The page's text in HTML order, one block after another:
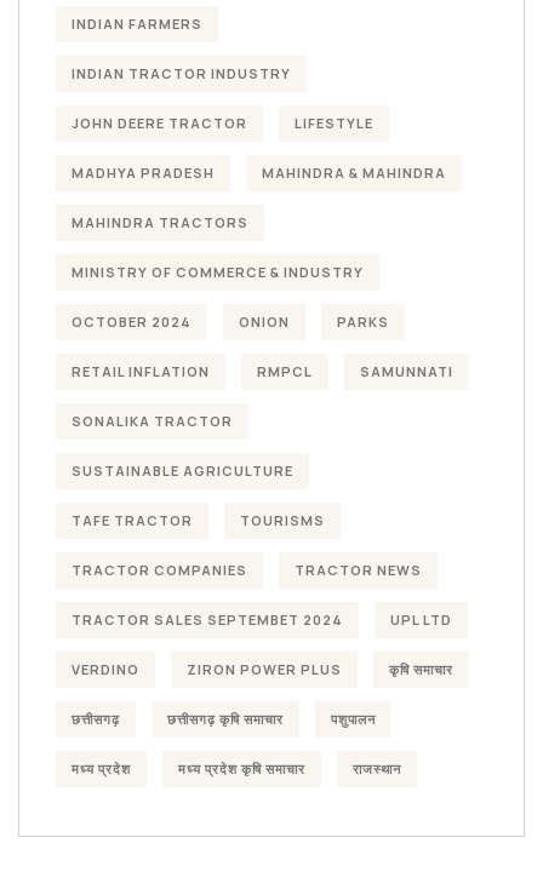
INDIAN FARMERS
INDIAN TRACTOR INDUSTRY
JOHN DEERE TRACTOR LIFESTYLE
MADHYA PRADESH MAHINDRA & MAHINDRA
MAHINDRA TRACTORS
MINISTRY OF COMMERCE & INDUSTRY
OCTOBER 2024 ONION PARKS
RETAIL INFLATION RMPCL SAMUNNATI
SONALIKA TRACTOR
SUSTAINABLE AGRICULTURE
TAFE TRACTOR TOURISMS
TRACTOR COMPANIES TRACTOR NEWS
TRACTOR SALES SEPTEMBET 2024 UPL LTD
VERDINO ZIRON POWER PLUS कृषि समाचार
छत्तीसगढ़ छत्तीसगढ़ कृषि समाचार पशुपालन
मध्य प्रदेश मध्य प्रदेश कृषि समाचार राजस्थान